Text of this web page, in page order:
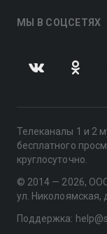
МЫ В СОЦСЕТЯХ
Телеканалы 1 и 2
бесплатного
круглосуточно.
© 2014 — 2026,
ул. Николоямская,
Поддержка: